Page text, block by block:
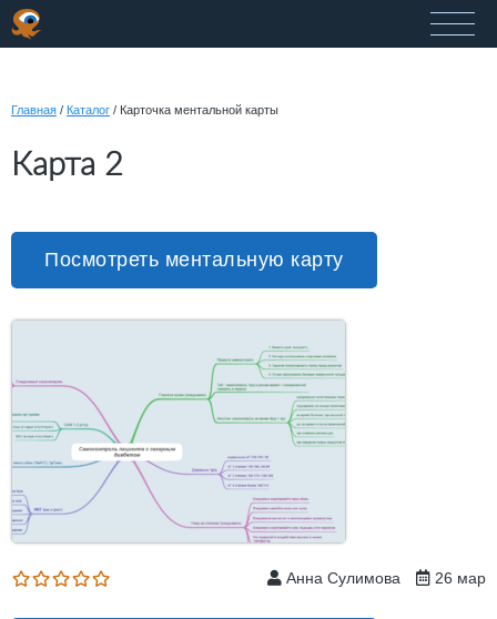
Главная / Каталог / Карточка ментальной карты
Карта 2
Посмотреть ментальную карту
Анна Сулимова 26 мар